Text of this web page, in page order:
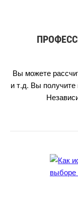
ы можете
и т.д. Вы получите